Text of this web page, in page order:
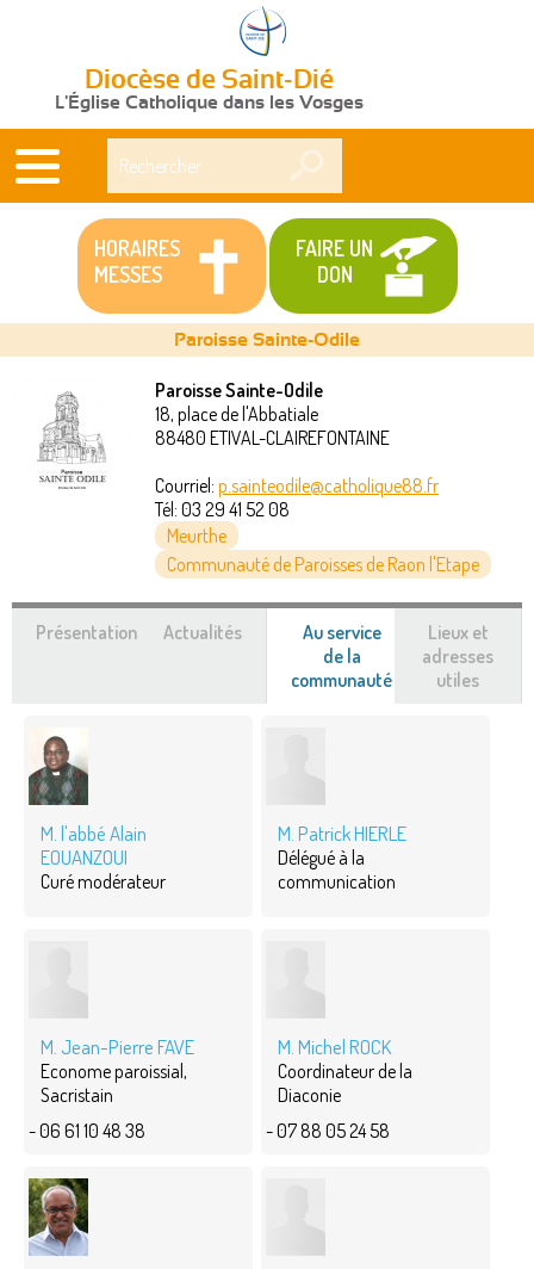
Diocèse de Saint-Dié
L'Église Catholique dans les Vosges
HORAIRES
MESSES
FAIRE UN
DON
Vous
êtes
Paroisse Sainte-Odile
Paroisse Sainte-Odile
18, place de l'Abbatiale
88480 ETIVAL-CLAIREFONTAINE
Courriel: p.sainteodile@catholique88.fr
Tél: 03 29 41 52 08
Meurthe
Communauté de Paroisses de Raon l'Etape
Présentation Actualités
Au service
de la
communauté (onglet
Lieux et
adresses
utiles
M. l'abbé Alain
EOUANZOUI
Curé modérateur
M. Patrick HIERLE
Délégué à la
communication
M. Jean-Pierre FAVE
Econome paroissial,
Sacristain
- 06 61 10 48 38
M. Michel ROCK
Coordinateur de la
Diaconie
- 07 88 05 24 58